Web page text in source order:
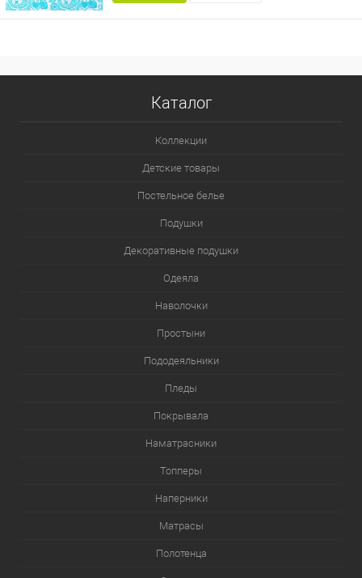
Каталог
Коллекции
Детские товары
Постельное белье
Подушки
Декоративные подушки
Одеяла
Наволочки
Простыни
Пододеяльники
Пледы
Покрывала
Наматрасники
Топперы
Наперники
Матрасы
Полотенца